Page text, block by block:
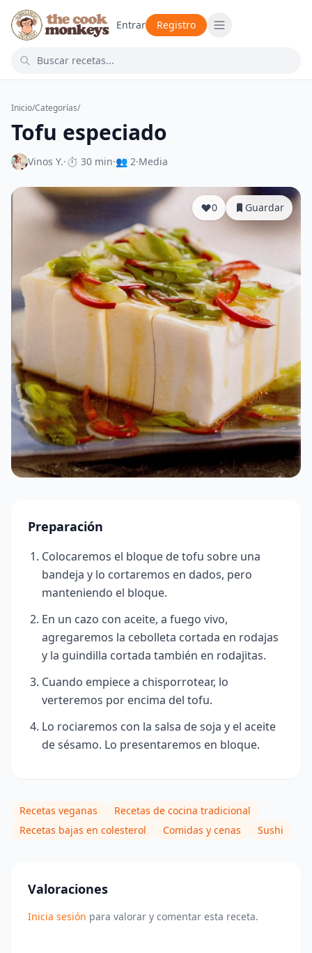
Entrar Registro
Inicio/Categorías/
Tofu especiado
Vinos Y.·⏱ 30 min·👥 2·Media
0 Guardar
Preparación
Colocaremos el bloque de tofu sobre una
bandeja y lo cortaremos en dados, pero
manteniendo el bloque.
En un cazo con aceite, a fuego vivo,
agregaremos la cebolleta cortada en rodajas
y la guindilla cortada también en rodajitas.
Cuando empiece a chisporrotear, lo
verteremos por encima del tofu.
Lo rociaremos con la salsa de soja y el aceite
de sésamo. Lo presentaremos en bloque.
Recetas veganas
Recetas de cocina tradicional
Recetas bajas en colesterol
Comidas y cenas Sushi
Valoraciones
Inicia sesión para valorar y comentar esta receta.